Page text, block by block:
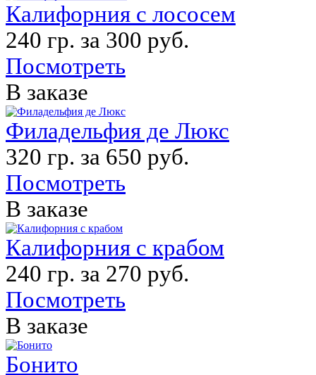
Калифорния с лососем
240 гр. за 300 руб.
Посмотреть
В заказе
Филадельфия де Люкс
320 гр. за 650 руб.
Посмотреть
В заказе
Калифорния с крабом
240 гр. за 270 руб.
Посмотреть
В заказе
Бонито